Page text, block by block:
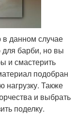
данном случае
для барби, но вы
и смастерить
подобран
нагрузку. Также
и выбрать
поделку.